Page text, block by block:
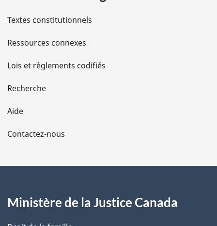
l
s
d
e
l
a
e
Textes constitutionnels
Ressources connexes
Lois et règlements codifiés
Recherche
Aide
Contactez-nous
Ministère de la Justice Canada